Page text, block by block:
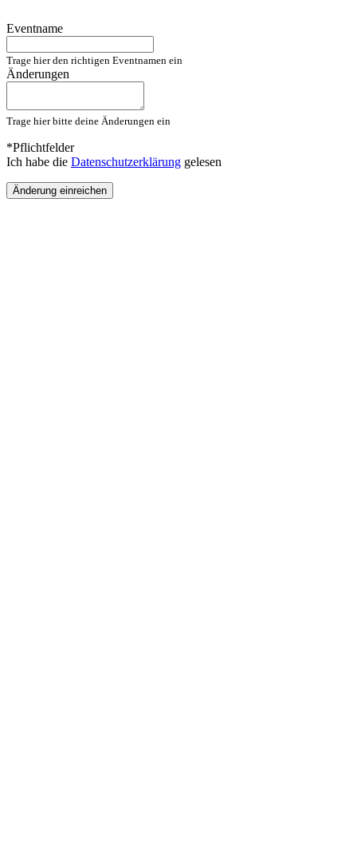
Eventname
Trage hier den richtigen Eventnamen ein
Änderungen
Trage hier bitte deine Änderungen ein
*Pflichtfelder
Ich habe die Datenschutzerklärung gelesen
Änderung einreichen